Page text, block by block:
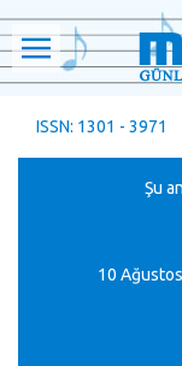
ISSN: 1301 - 3971
Şu
10